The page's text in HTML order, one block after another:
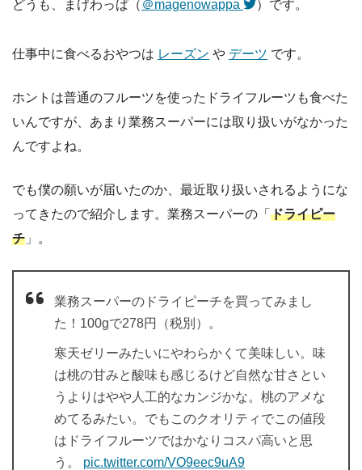
どうも、まげわっぱ（ ＠magenowappa ）です。
仕事中に食べるおやつは レーズン や デーツ です。
ホントは普通のフルーツを使ったドライフルーツも食べた
いんですが、あまり業務スーパーには取り扱いがなかった
んですよね。
でも僕の願いが届いたのか、最近取り扱いされるようにな
ってきたので紹介します。業務スーパーの「 ドライピー
チ 」。
業務スーパーのドライピーチを買ってみまし
た！100gで278円（税別）。
寒天ゼリーみたいにやわらかくて美味しい。味
は桃の甘みと酸味も感じるけど自然な甘さとい
うよりはやや人工的なカンジかな。桃のアメな
めてるみたい。でもこのクオリティでこの値段
はドライフルーツではかなりコスパ高いと思
う。 pic.twitter.com/VO9eec9uA9